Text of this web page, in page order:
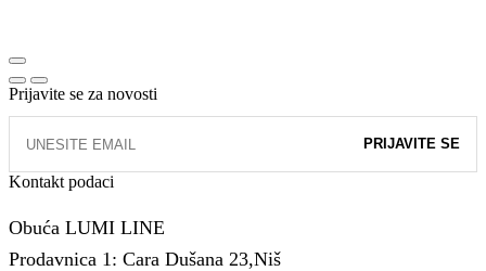
Prijavite se za novosti
Kontakt podaci
Obuća LUMI LINE
Prodavnica 1: Cara Dušana 23,Niš